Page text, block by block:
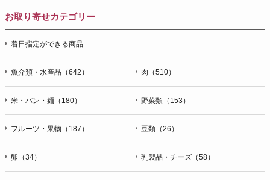
お取り寄せカテゴリー
着日指定ができる商品
魚介類・水産品（642） 肉（510）
米・パン・麺（180） 野菜類（153）
フルーツ・果物（187） 豆類（26）
卵（34） 乳製品・チーズ（58）